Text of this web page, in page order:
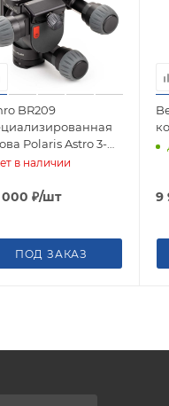
BR209
Polaris Astro 3-
Head
в наличии
000 ₽/шт
ПОД ЗАКАЗ
9